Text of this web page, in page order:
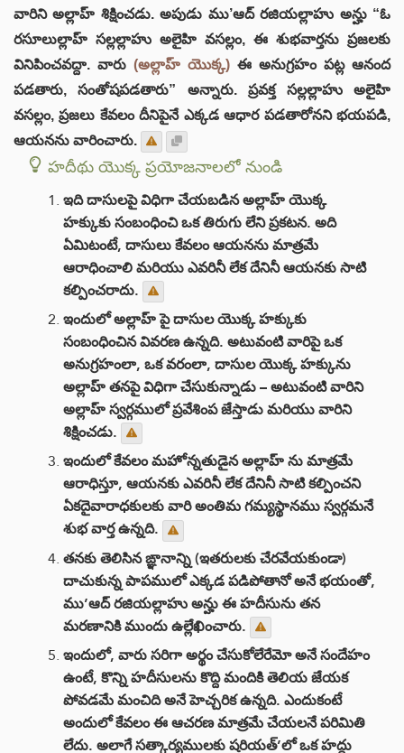
వారిని అల్లాహ్ శిక్షించడు. అపుడు ము’ఆద్ రజియల్లాహు అన్హు “ఓ
రసూలుల్లాహ్ సల్లల్లాహు అలైహి వసల్లం, ఈ శుభవార్తను ప్రజలకు
వినిపించవద్దా. వారు (అల్లాహ్ యొక్క) ఈ అనుగ్రహం పట్ల ఆనంద
పడతారు, సంతోషపడతారు” అన్నారు. ప్రవక్త సల్లల్లాహు అలైహి
వసల్లం, ప్రజలు కేవలం దీనిపైనే ఎక్కడ ఆధార పడతారోనని భయపడి,
ఆయనను వారించారు.
హదీథు యొక్క ప్రయోజనాలలో నుండి
ఇది దాసులపై విధిగా చేయబడిన అల్లాహ్ యొక్క
హక్కుకు సంబంధించి ఒక తిరుగు లేని ప్రకటన. అది
ఏమిటంటే, దాసులు కేవలం ఆయనను మాత్రమే
ఆరాధించాలి మరియు ఎవరినీ లేక దేనినీ ఆయనకు సాటి
కల్పించరాదు.
ఇందులో అల్లాహ్ పై దాసుల యొక్క హక్కుకు
సంబంధించిన వివరణ ఉన్నది. అటువంటి వారిపై ఒక
అనుగ్రహంలా, ఒక వరంలా, దాసుల యొక్క హక్కును
అల్లాహ్ తనపై విధిగా చేసుకున్నాడు – అటువంటి వారిని
అల్లాహ్ స్వర్గములో ప్రవేశింప జేస్తాడు మరియు వారిని
శిక్షించడు.
ఇందులో కేవలం మహోన్నతుడైన అల్లాహ్ ను మాత్రమే
ఆరాధిస్తూ, ఆయనకు ఎవరినీ లేక దేనినీ సాటి కల్పించని
ఏకదైవారాధకులకు వారి అంతిమ గమ్యస్థానము స్వర్గమనే
శుభ వార్త ఉన్నది.
తనకు తెలిసిన ఙ్ఞానాన్ని (ఇతరులకు చేరవేయకుండా)
దాచుకున్న పాపములో ఎక్కడ పడిపోతానో అనే భయంతో,
ము’ఆద్ రజియల్లాహు అన్హు ఈ హదీసును తన
మరణానికి ముందు ఉల్లేఖించారు.
ఇందులో, వారు సరిగా అర్థం చేసుకోలేరేమో అనే సందేహం
ఉంటే, కొన్ని హదీసులను కొద్ది మందికి తెలియ జేయక
పోవడమే మంచిది అనే హెచ్చరిక ఉన్నది. ఎందుకంటే
అందులో కేవలం ఈ ఆచరణ మాత్రమే చేయలనే పరిమితి
లేదు. అలాగే సత్కార్యములకు షరియత్’లో ఒక హద్దు